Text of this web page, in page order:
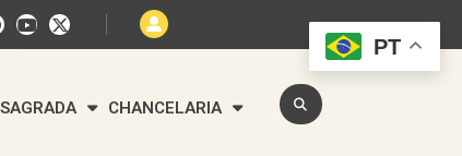
CHANCELARIA
PT